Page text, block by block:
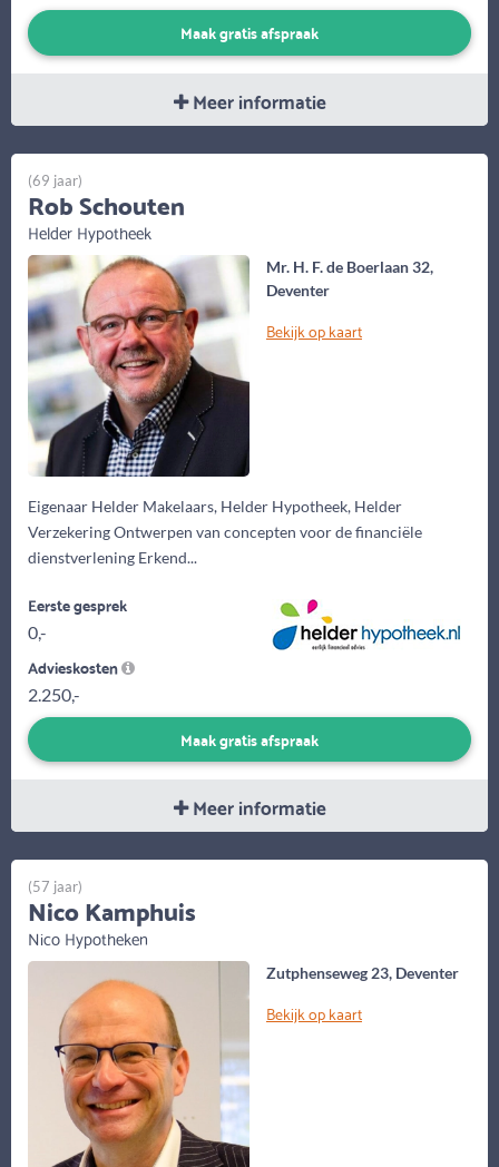
Maak gratis afspraak
Meer informatie
Mr. H. F. de Boerlaan 32,
Deventer
Bekijk op kaart
Eigenaar Helder Makelaars, Helder Hypotheek, Helder
Verzekering Ontwerpen van concepten voor de financiële
dienstverlening Erkend...
(69 jaar)
Rob Schouten
Helder Hypotheek
Eerste gesprek
0,-
Advieskosten
2.250,-
Maak gratis afspraak
Meer informatie
Zutphenseweg 23, Deventer
Bekijk op kaart
(57 jaar)
Nico Kamphuis
Nico Hypotheken